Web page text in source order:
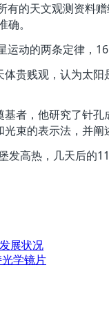
天文观测资料赠
。
的两条定律，
贱观，认为太阳
，他研究了针孔
光束的表示法，并
高热，几天后的11
展状况
学镜片